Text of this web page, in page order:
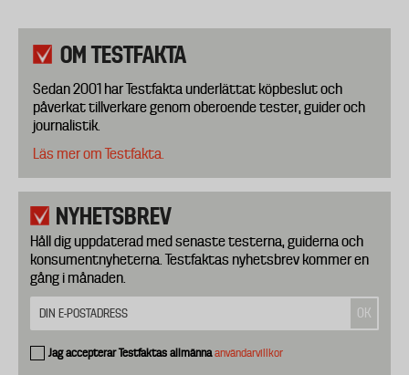
OM TESTFAKTA
Sedan 2001 har Testfakta underlättat köpbeslut och
påverkat tillverkare genom oberoende tester, guider och
journalistik.
Läs mer om Testfakta.
NYHETSBREV
Håll dig uppdaterad med senaste testerna, guiderna och
konsumentnyheterna. Testfaktas nyhetsbrev kommer en
gång i månaden.
Jag accepterar Testfaktas allmännaanvändarvillkor